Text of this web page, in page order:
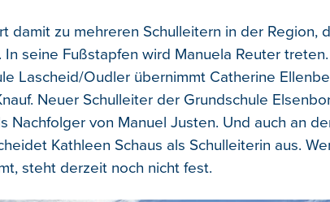
damit zu mehreren Schulleitern in der Region,
In seine Fußstapfen wird Manuela Reuter
Lascheid/Oudler übernimmt Catherine
Neuer Schulleiter der Grundschule
Nachfolger von Manuel Justen. Und auch an
Kathleen Schaus als Schulleiterin aus.
steht derzeit noch nicht fest.